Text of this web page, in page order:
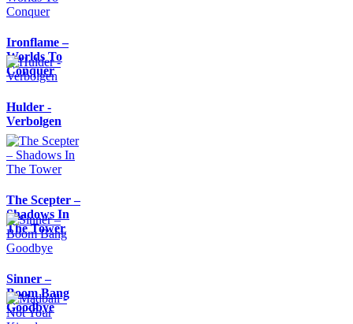
Ironflame –
Worlds To
Conquer
Hulder -
Verbolgen
The Scepter –
Shadows In
The Tower
Sinner –
Boom Bang
Goodbye